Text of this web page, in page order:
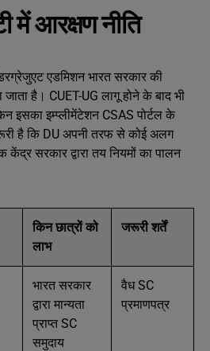
में आरक्षण नीति
एडमिशन भारत सरकार की
है। CUET-UG लागू होने के बाद भी
इसका इम्प्लीमेंटेशन CSAS पोर्टल के
है कि DU अपनी तरफ से कोई अलग
केंद्र सरकार द्वारा तय नियमों का पालन
किन छात्रों को
लाभ
जरूरी शर्तें
भारत सरकार
द्वारा मान्यता
प्राप्त SC
समुदाय
वैध SC
प्रमाणपत्र